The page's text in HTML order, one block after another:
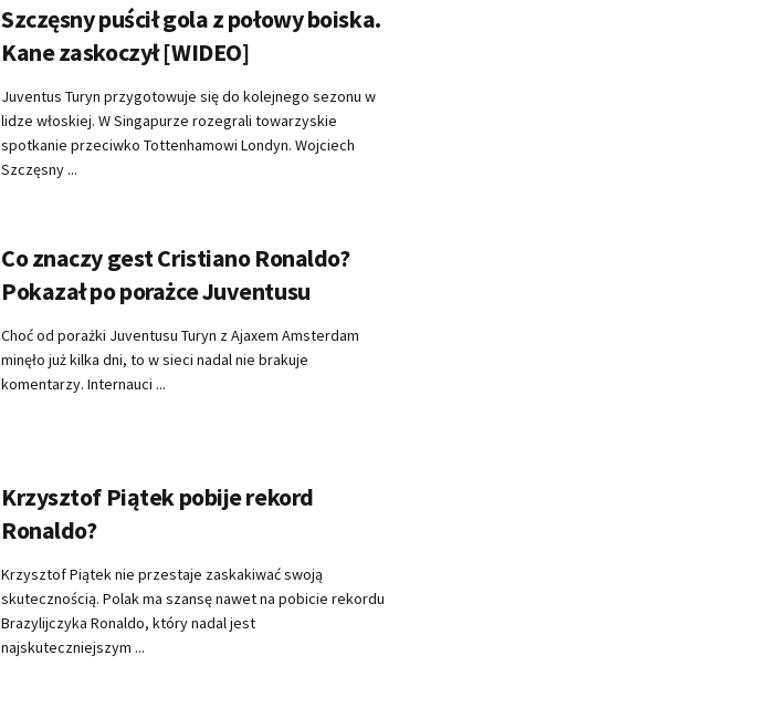
Szczęsny puścił gola z połowy boiska.
Kane zaskoczył [WIDEO]
Juventus Turyn przygotowuje się do kolejnego sezonu w
lidze włoskiej. W Singapurze rozegrali towarzyskie
spotkanie przeciwko Tottenhamowi Londyn. Wojciech
Szczęsny ...
Co znaczy gest Cristiano Ronaldo?
Pokazał po porażce Juventusu
Choć od porażki Juventusu Turyn z Ajaxem Amsterdam
minęło już kilka dni, to w sieci nadal nie brakuje
komentarzy. Internauci ...
Krzysztof Piątek pobije rekord
Ronaldo?
Krzysztof Piątek nie przestaje zaskakiwać swoją
skutecznością. Polak ma szansę nawet na pobicie rekordu
Brazylijczyka Ronaldo, który nadal jest
najskuteczniejszym ...